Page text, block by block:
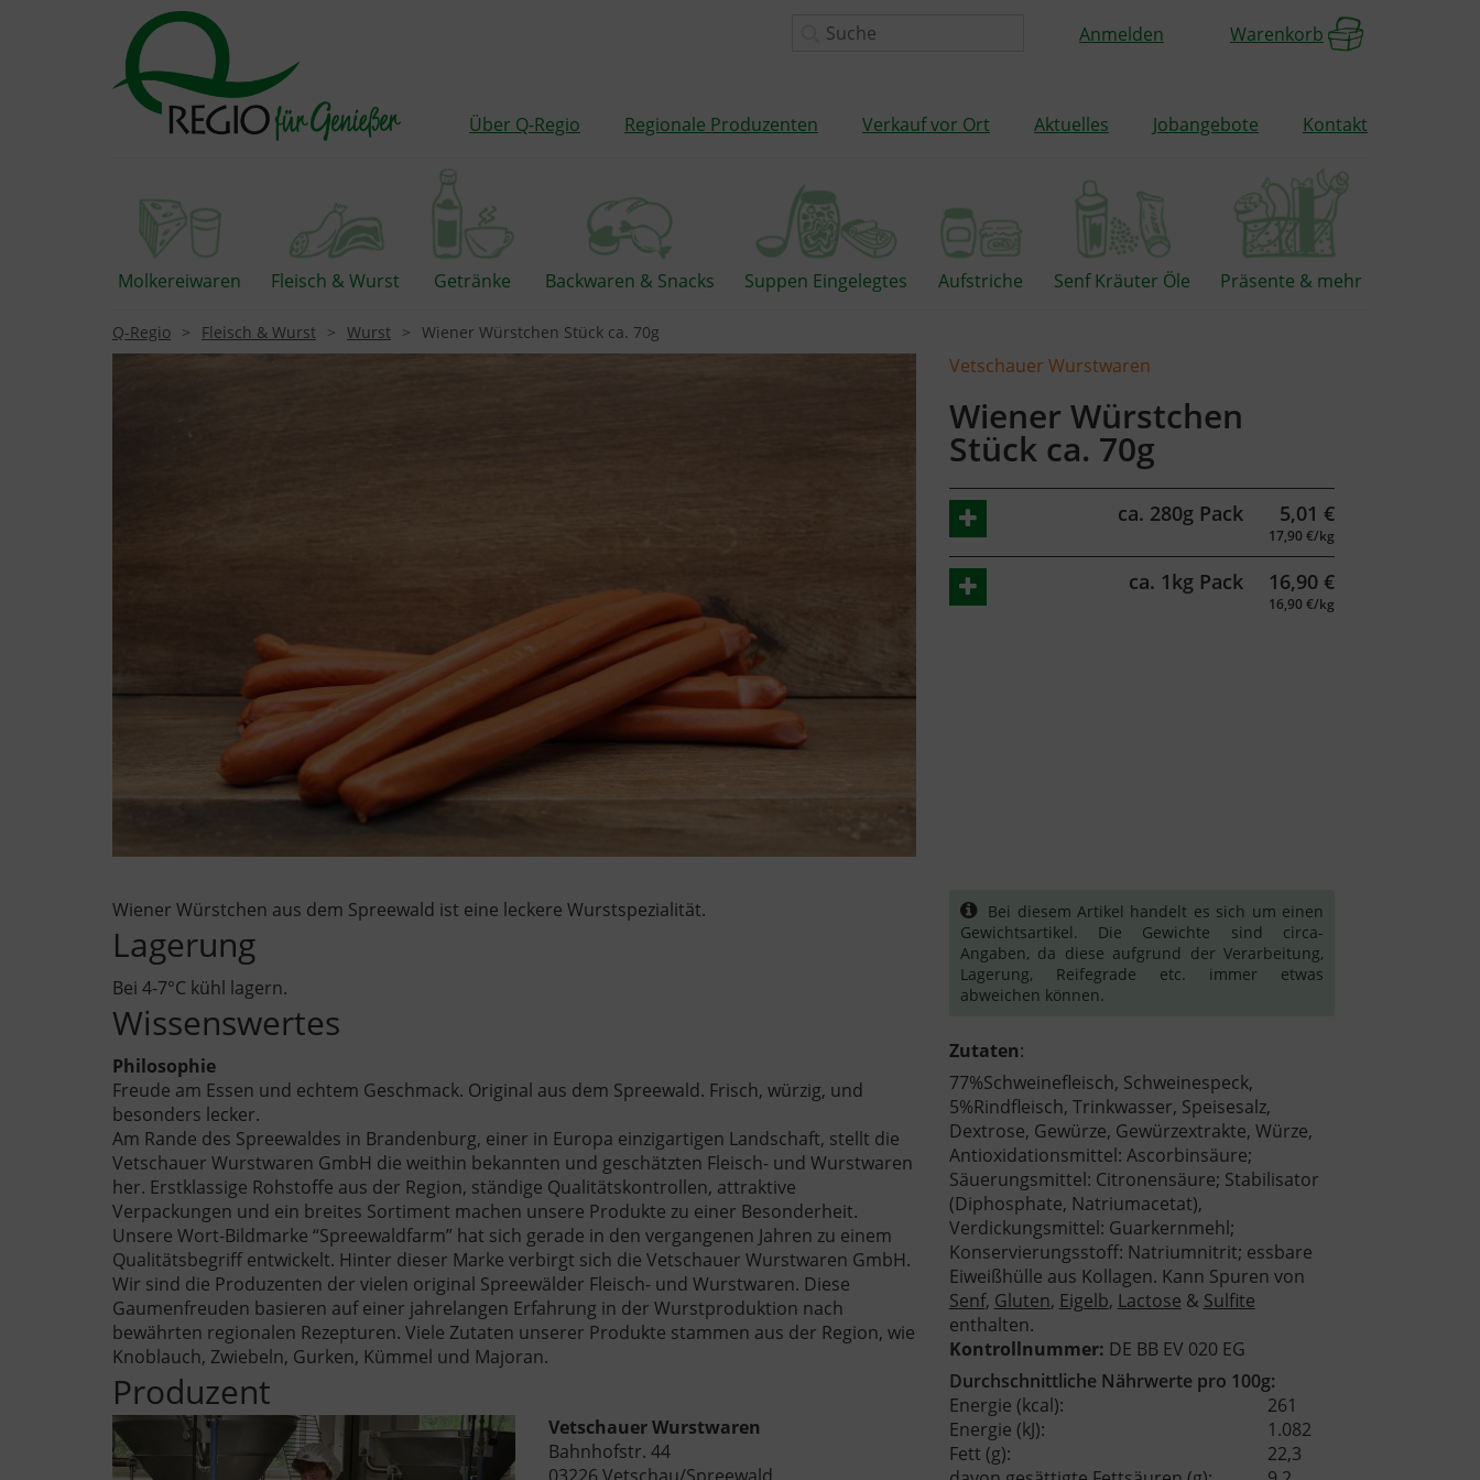
Anmelden Warenkorb
Über Q-Regio Regionale Produzenten Verkauf vor Ort Aktuelles Jobangebote Kontakt
Molkereiwaren Fleisch & Wurst Getränke Backwaren & Snacks Suppen Eingelegtes Aufstriche Senf Kräuter Öle Präsente & mehr
Q-Regio Fleisch & Wurst Wurst Wiener Würstchen Stück ca. 70g
Vetschauer Wurstwaren
Wiener Würstchen
Stück ca. 70g
ca. 280g Pack 5,01 €
17,90 €/kg
ca. 1kg Pack 16,90 €
16,90 €/kg
Wiener Würstchen aus dem Spreewald ist eine leckere Wurstspezialität.
Lagerung
Bei 4-7°C kühl lagern.
Wissenswertes
Philosophie
Freude am Essen und echtem Geschmack. Original aus dem Spreewald. Frisch, würzig, und
besonders lecker.
Am Rande des Spreewaldes in Brandenburg, einer in Europa einzigartigen Landschaft, stellt die
Vetschauer Wurstwaren GmbH die weithin bekannten und geschätzten Fleisch- und Wurstwaren
her. Erstklassige Rohstoffe aus der Region, ständige Qualitätskontrollen, attraktive
Verpackungen und ein breites Sortiment machen unsere Produkte zu einer Besonderheit.
Unsere Wort-Bildmarke “Spreewaldfarm” hat sich gerade in den vergangenen Jahren zu einem
Qualitätsbegriff entwickelt. Hinter dieser Marke verbirgt sich die Vetschauer Wurstwaren GmbH.
Wir sind die Produzenten der vielen original Spreewälder Fleisch- und Wurstwaren. Diese
Gaumenfreuden basieren auf einer jahrelangen Erfahrung in der Wurstproduktion nach
bewährten regionalen Rezepturen. Viele Zutaten unserer Produkte stammen aus der Region, wie
Knoblauch, Zwiebeln, Gurken, Kümmel und Majoran.
Produzent
Vetschauer Wurstwaren
Bahnhofstr. 44
Bei diesem Artikel handelt es sich um einen
Gewichtsartikel. Die Gewichte sind circa-
Angaben, da diese aufgrund der Verarbeitung,
Lagerung, Reifegrade etc. immer etwas
abweichen können.
Zutaten:
77%Schweinefleisch, Schweinespeck,
5%Rindfleisch, Trinkwasser, Speisesalz,
Dextrose, Gewürze, Gewürzextrakte, Würze,
Antioxidationsmittel: Ascorbinsäure;
Säuerungsmittel: Citronensäure; Stabilisator
(Diphosphate, Natriumacetat),
Verdickungsmittel: Guarkernmehl;
Konservierungsstoff: Natriumnitrit; essbare
Eiweißhülle aus Kollagen. Kann Spuren von
Senf, Gluten, Eigelb, Lactose & Sulfite
enthalten.
Kontrollnummer: DE BB EV 020 EG
Durchschnittliche Nährwerte pro 100g:
Energie (kcal):
261
Energie (kJ):
1.082
Fett (g):
22,3